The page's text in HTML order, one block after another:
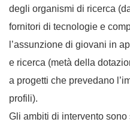
degli organismi di ricerca
fornitori di tecnologie e
l’assunzione di giovani in
e ricerca (metà della
a progetti che prevedano
profili).
Gli ambiti di intervento